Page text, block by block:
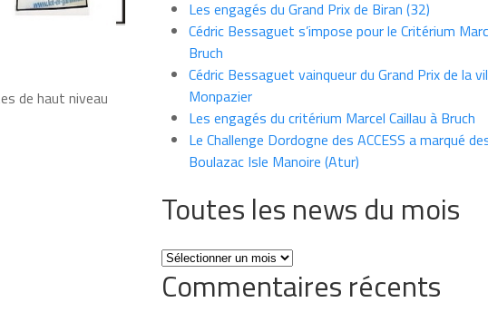
de haut niveau
Les engagés du Grand Prix de Biran (32)
Cédric Bessaguet s’impose pour le Critérium
Bruch
Cédric Bessaguet vainqueur du Grand Prix de la
Monpazier
Les engagés du critérium Marcel Caillau à Bruch
Le Challenge Dordogne des ACCESS a marqué
Boulazac Isle Manoire (Atur)
Toutes les news du mois
Toutes
les
news
Commentaires récents